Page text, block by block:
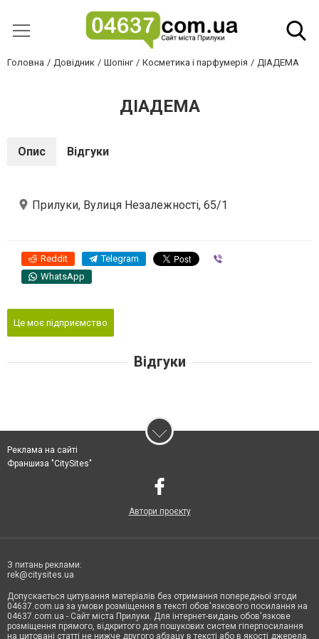
Головна Довідник Шопінг Косметика і парфумерія ДІАДЕМА
ДІАДЕМА
Опис Відгуки
Прилуки, Вулиця Незалежності, 65/1
Reddit Telegram
WhatsApp
Це моє підприємство
Відгуки
Реклама на сайті
Франшиза "CitySites"
Автори проєкту
З питань реклами:
rek@citysites.ua
Допускається цитування матеріалів без отримання попередньої згоди
04637.com.ua за умови розміщення в тексті обов'язкового посилання на
04637.com.ua - Сайт міста Прилуки. Для інтернет-видань обов'язкове
розміщення прямого, відкритого для пошукових систем гіперпосилання
на цитовані статті не нижче другого абзацу в тексті або в якості джерела.